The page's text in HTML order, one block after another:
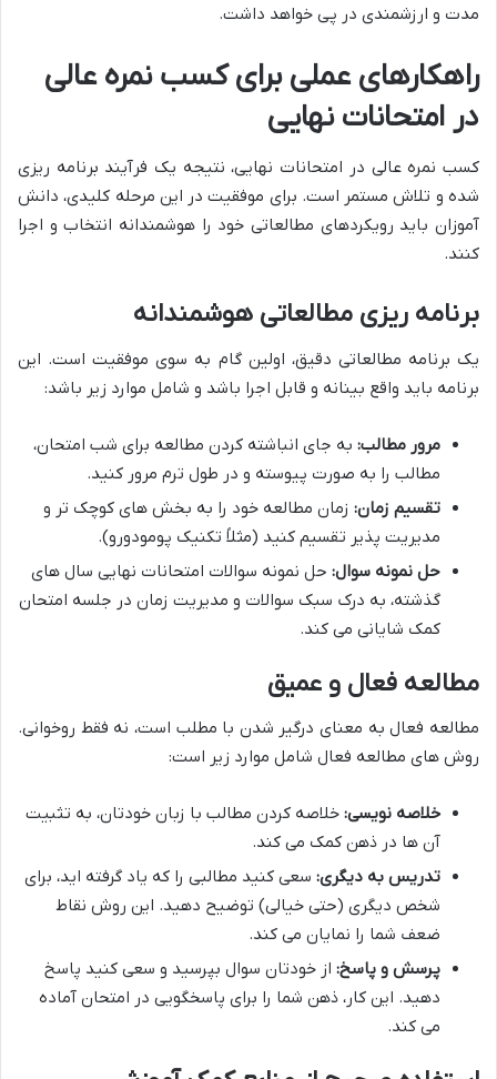
مدت و ارزشمندی در پی خواهد داشت.
راهکارهای عملی برای کسب نمره عالی
در امتحانات نهایی
کسب نمره عالی در امتحانات نهایی، نتیجه یک فرآیند برنامه ریزی
شده و تلاش مستمر است. برای موفقیت در این مرحله کلیدی، دانش
آموزان باید رویکردهای مطالعاتی خود را هوشمندانه انتخاب و اجرا
کنند.
برنامه ریزی مطالعاتی هوشمندانه
یک برنامه مطالعاتی دقیق، اولین گام به سوی موفقیت است. این
برنامه باید واقع بینانه و قابل اجرا باشد و شامل موارد زیر باشد:
مرور مطالب: به جای انباشته کردن مطالعه برای شب امتحان،
مطالب را به صورت پیوسته و در طول ترم مرور کنید.
تقسیم زمان: زمان مطالعه خود را به بخش های کوچک تر و
مدیریت پذیر تقسیم کنید (مثلاً تکنیک پومودورو).
حل نمونه سوال: حل نمونه سوالات امتحانات نهایی سال های
گذشته، به درک سبک سوالات و مدیریت زمان در جلسه امتحان
کمک شایانی می کند.
مطالعه فعال و عمیق
مطالعه فعال به معنای درگیر شدن با مطلب است، نه فقط روخوانی.
روش های مطالعه فعال شامل موارد زیر است:
خلاصه نویسی: خلاصه کردن مطالب با زبان خودتان، به تثبیت
آن ها در ذهن کمک می کند.
تدریس به دیگری: سعی کنید مطالبی را که یاد گرفته اید، برای
شخص دیگری (حتی خیالی) توضیح دهید. این روش نقاط
ضعف شما را نمایان می کند.
پرسش و پاسخ: از خودتان سوال بپرسید و سعی کنید پاسخ
دهید. این کار، ذهن شما را برای پاسخگویی در امتحان آماده
می کند.